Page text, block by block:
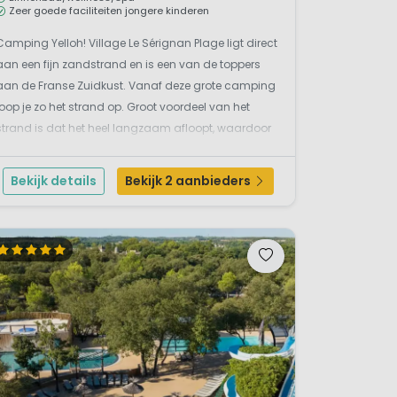
Roussillon. Een bezoek
je nou een gigantisch
aan de regio. Een
bezoekje aan de vele
eenheid van de regio te
protest van de inwoners zag
de regio Occitanie. De
Zeer goede faciliteiten jongere kinderen
Yelloh! Village Le Sérignan Plage ligt direct
een fijn zandstrand en is een van de toppers
de Franse Zuidkust. Vanaf deze grote camping
je zo het strand op. Groot voordeel van het
is dat het heel langzaam afloopt, waardoor
alle benodigde winkels op de camping zelf...
Bekijk details Bekijk 2 aanbieders